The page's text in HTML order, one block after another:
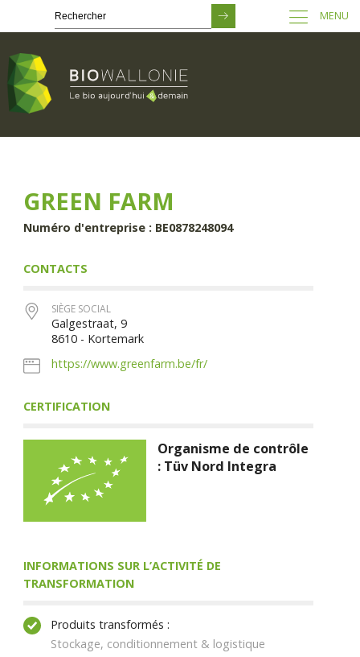
principal
MENU
GREEN FARM
Numéro d'entreprise : BE0878248094
CONTACTS
SIÈGE SOCIAL
Galgestraat, 9
8610 - Kortemark
https://www.greenfarm.be/fr/
CERTIFICATION
Organisme de contrôle
: Tüv Nord Integra
INFORMATIONS SUR L’ACTIVITÉ DE
TRANSFORMATION
Produits transformés :
Stockage, conditionnement & logistique